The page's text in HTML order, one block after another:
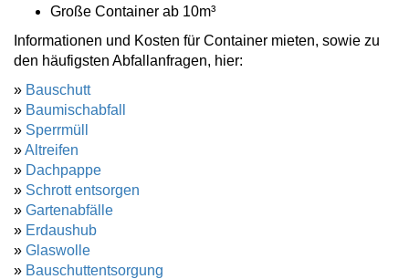
Große Container ab 10m³
Informationen und Kosten für Container mieten, sowie zu
den häufigsten Abfallanfragen, hier:
» Bauschutt
» Baumischabfall
» Sperrmüll
»Altreifen
» Dachpappe
» Schrott entsorgen
» Gartenabfälle
» Erdaushub
» Glaswolle
» Bauschuttentsorgung